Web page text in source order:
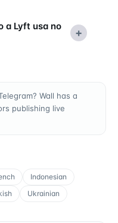
a Lyft usa no
+
Wall has a
publishing live
Indonesian
Ukrainian